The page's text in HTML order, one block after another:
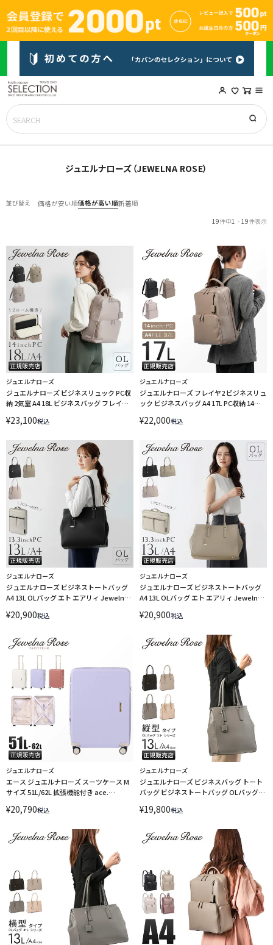
ジュエルナローズ（JEWELNA ROSE）
並び替え 価格が安い順価格が高い順新着順
19件中1 - 19件表示
ジュエルナローズ
ジュエルナローズ ビジネスリュック PC収
納 2気室 A4 18L ビジネスバッグ フレイヤ
¥23,100税込
ジュエルナローズ
ジュエルナローズ フレイヤ2 ビジネスリュ
ック ビジネスバッグ A4 17L PC収納 14イ
¥22,000税込
ジュエルナローズ
ジュエルナローズ ビジネストートバッグ
A4 13L OLバッグ エト エアリィ Jewelna
¥20,900税込
ジュエルナローズ
ジュエルナローズ ビジネストートバッグ
A4 13L OLバッグ エト エアリィ Jewelna
¥20,900税込
ジュエルナローズ
エース ジュエルナローズ スーツケース M
サイズ 51L/62L 拡張機能付き ace.
¥20,790税込
ジュエルナローズ
ジュエルナローズ ビジネスバッグ トート
バッグ ビジネストートバッグ OLバッグ
¥19,800税込